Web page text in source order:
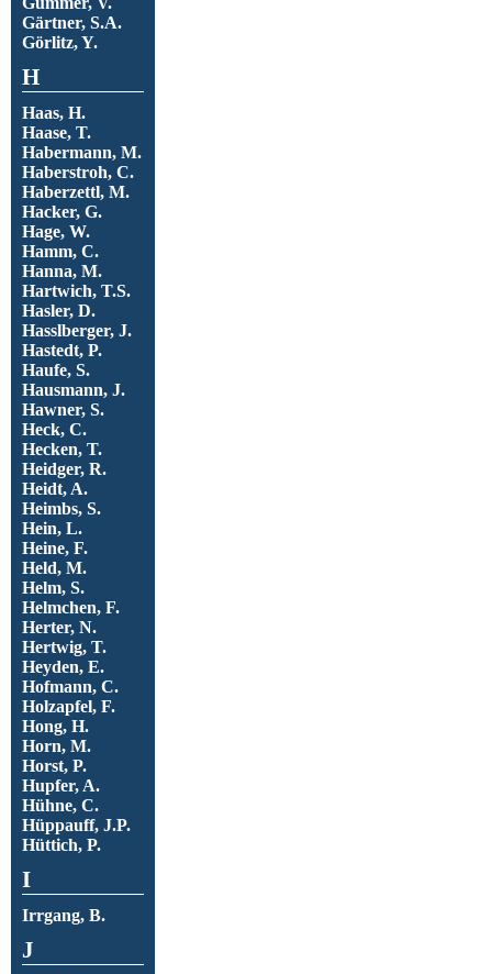
Gärtner, S.A.
Görlitz, Y.
H
Haas, H.
Haase, T.
Habermann, M.
Haberstroh, C.
Haberzettl, M.
Hacker, G.
Hage, W.
Hamm, C.
Hanna, M.
Hartwich, T.S.
Hasler, D.
Hasslberger, J.
Hastedt, P.
Haufe, S.
Hausmann, J.
Hawner, S.
Heck, C.
Hecken, T.
Heidger, R.
Heidt, A.
Heimbs, S.
Hein, L.
Heine, F.
Held, M.
Helm, S.
Helmchen, F.
Herter, N.
Hertwig, T.
Heyden, E.
Hofmann, C.
Holzapfel, F.
Hong, H.
Horn, M.
Horst, P.
Hupfer, A.
Hühne, C.
Hüppauff, J.P.
Hüttich, P.
I
Irrgang, B.
J